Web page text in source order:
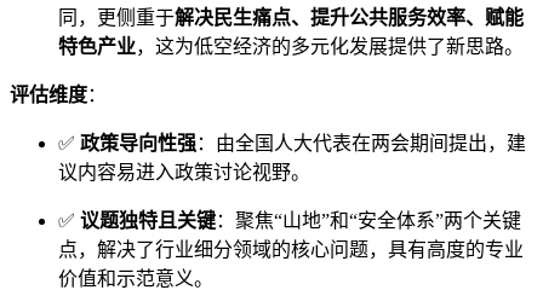
同，更侧重于解决民生痛点、提升公共服务效率、赋能
特色产业，这为低空经济的多元化发展提供了新思路。
评估维度：
✅ 政策导向性强：由全国人大代表在两会期间提出，建
议内容易进入政策讨论视野。
✅ 议题独特且关键：聚焦“山地”和“安全体系”两个关键
点，解决了行业细分领域的核心问题，具有高度的专业
价值和示范意义。